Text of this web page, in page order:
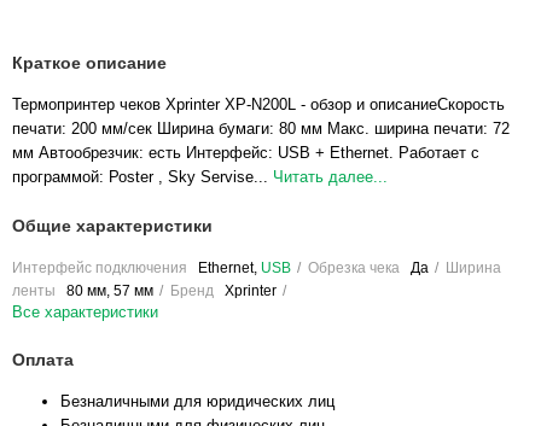
Краткое описание
Термопринтер чеков Xprinter XP-N200L - обзор и описаниеСкорость
печати: 200 мм/сек Ширина бумаги: 80 мм Макс. ширина печати: 72
мм Автообрезчик: есть Интерфейс: USB + Ethernet. Работает с
программой: Роster , Sky Servise... Читать далее...
Общие характеристики
Интерфейс подключения Ethernet, USB Обрезка чека Да
Ширина
ленты
80 мм, 57 мм Бренд Xprinter
Все характеристики
Оплата
Безналичными для юридических лиц